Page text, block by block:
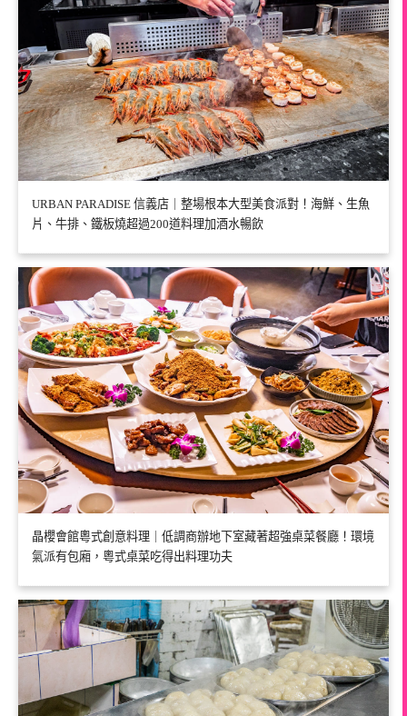
URBAN PARADISE 信義店｜整場根本大型美食派對！海鮮、生魚
片、牛排、鐵板燒超過200道料理加酒水暢飲
晶櫻會館粵式創意料理｜低調商辦地下室藏著超強桌菜餐廳！環境
氣派有包廂，粵式桌菜吃得出料理功夫